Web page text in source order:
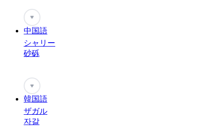
♥
中国語
シャリー
砂砾
♥
韓国語
ザガル
자갈